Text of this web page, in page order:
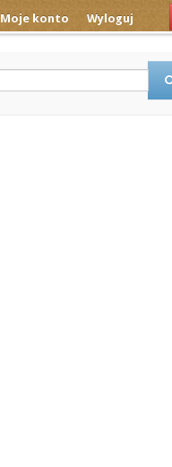
Moje konto Wyloguj